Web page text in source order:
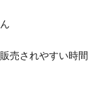
売されやすい時間